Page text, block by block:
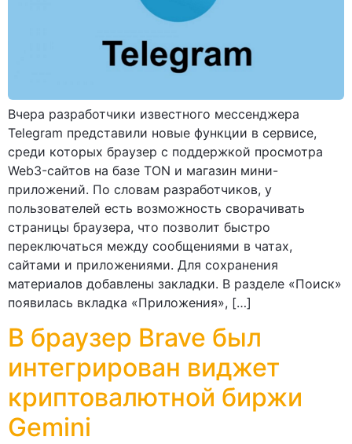
Вчера разработчики известного мессенджера
Telegram представили новые функции в сервисе,
среди которых браузер с поддержкой просмотра
Web3-сайтов на базе TON и магазин мини-
приложений. По словам разработчиков, у
пользователей есть возможность сворачивать
страницы браузера, что позволит быстро
переключаться между сообщениями в чатах,
сайтами и приложениями. Для сохранения
материалов добавлены закладки. В разделе «Поиск»
появилась вкладка «Приложения», […]
В браузер Brave был
интегрирован виджет
криптовалютной биржи
Gemini